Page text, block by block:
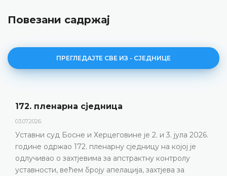
Повезани садржај
ПРЕГЛЕДАЈТЕ СВЕ ИЗ - СЈЕДНИЦЕ
172. пленарна сједницa
03.07.2026.
Уставни суд Босне и Херцеговине је 2. и 3. јула 2026.
године одржао 172. пленарну сједницу на којој је
одлучивао о захтјевима за апстрактну контролу
уставности, већем броју апелација, захтјева за